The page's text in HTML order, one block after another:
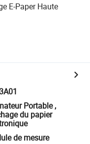
E-Paper Haute
Portable ,
du papier
de mesure